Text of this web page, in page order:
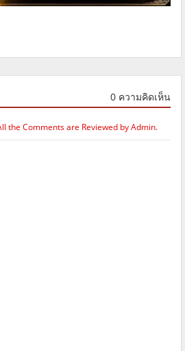
0 ความคิดเห็น
the Comments are Reviewed by Admin.